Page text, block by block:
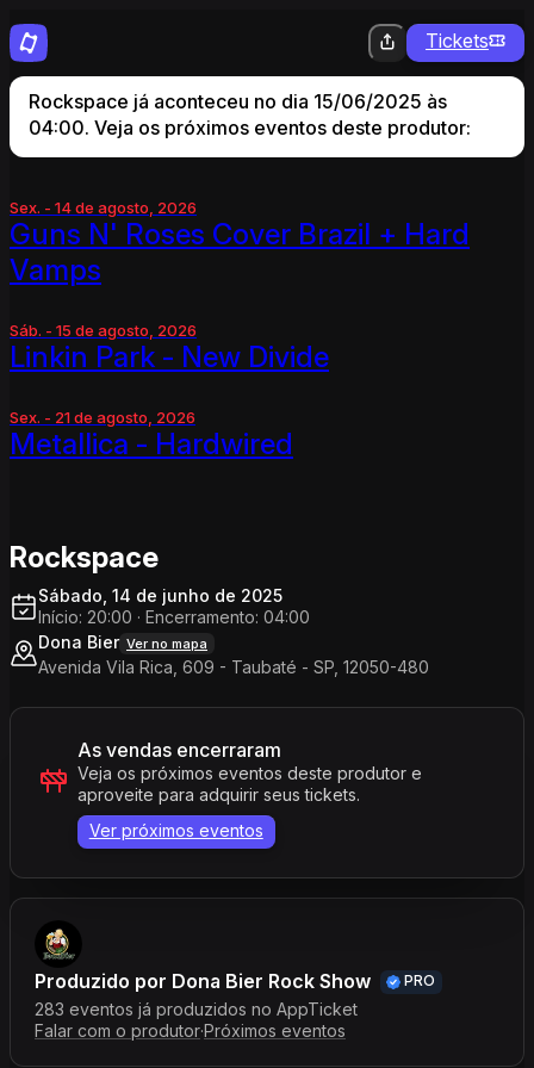
Tickets
Rockspace já aconteceu no dia 15/06/2025 às
04:00. Veja os próximos eventos deste produtor:
Sex. - 14 de agosto, 2026
Guns N' Roses Cover Brazil + Hard
Vamps
Sáb. - 15 de agosto, 2026
Linkin Park - New Divide
Sex. - 21 de agosto, 2026
Metallica - Hardwired
Rockspace
Sábado, 14 de junho de 2025
Início: 20:00 · Encerramento: 04:00
Dona Bier Ver no mapa
Avenida Vila Rica, 609 - Taubaté - SP, 12050-480
Produzido por Dona Bier Rock Show PRO
283 eventos já produzidos no AppTicket
Falar com o produtor·Próximos eventos
As vendas encerraram
Veja os próximos eventos deste produtor e
aproveite para adquirir seus tickets.
Ver próximos eventos